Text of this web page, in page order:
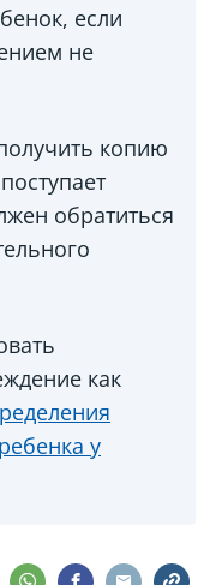
если
не
копию
обратиться
как
у